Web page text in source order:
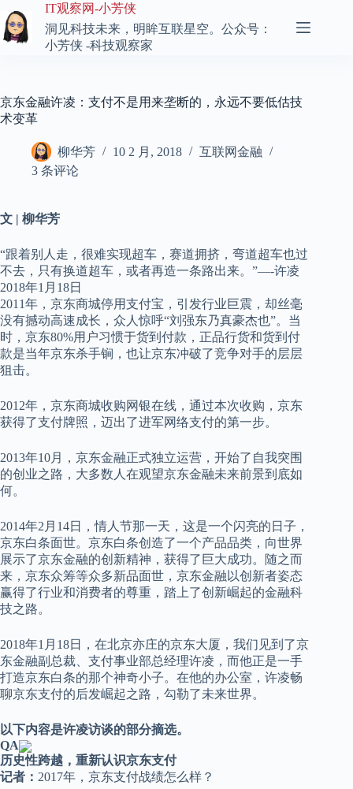
至
内
IT观察网-小芳侠
洞见科技未来，明眸互联星空。公众号：
小芳侠 -科技观察家
京东金融许凌：支付不是用来垄断的，永远不要低估技
术变革
柳华芳 10 2 月, 2018
互联网金融
3 条评论
文 | 柳华芳
“跟着别人走，很难实现超车，赛道拥挤，弯道超车也过
不去，只有换道超车，或者再造一条路出来。”—-许凌
2018年1月18日
2011年，京东商城停用支付宝，引发行业巨震，却丝毫
没有撼动高速成长，众人惊呼“刘强东乃真豪杰也”。当
时，京东80%用户习惯于货到付款，正品行货和货到付
款是当年京东杀手锏，也让京东冲破了竞争对手的层层
狙击。
2012年，京东商城收购网银在线，通过本次收购，京东
获得了支付牌照，迈出了进军网络支付的第一步。
2013年10月，京东金融正式独立运营，开始了自我突围
的创业之路，大多数人在观望京东金融未来前景到底如
何。
2014年2月14日，情人节那一天，这是一个闪亮的日子，
京东白条面世。京东白条创造了一个产品品类，向世界
展示了京东金融的创新精神，获得了巨大成功。随之而
来，京东众筹等众多新品面世，京东金融以创新者姿态
赢得了行业和消费者的尊重，踏上了创新崛起的金融科
技之路。
2018年1月18日，在北京亦庄的京东大厦，我们见到了京
东金融副总裁、支付事业部总经理许凌，而他正是一手
打造京东白条的那个神奇小子。在他的办公室，许凌畅
聊京东支付的后发崛起之路，勾勒了未来世界。
以下内容是许凌访谈的部分摘选。
QA
历史性跨越，重新认识京东支付
记者： 2017年，京东支付战绩怎么样？